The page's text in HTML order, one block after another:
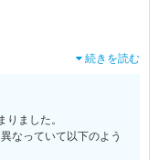
続きを読む
ました。
なっていて以下のよう